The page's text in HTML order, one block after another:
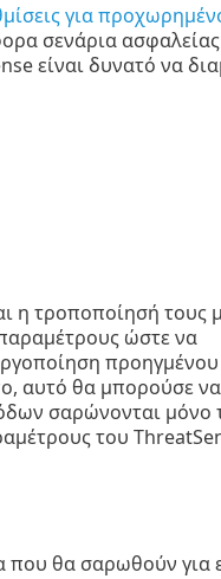
για
σενάρια ασφαλείας
είναι δυνατό να
η τροποποίησή τους
ώστε να
προηγμένου
αυτό θα μπορούσε
σαρώνονται μόνο
του
που θα σαρωθούν για